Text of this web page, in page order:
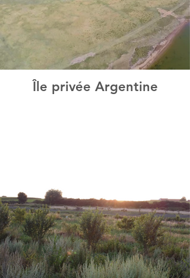
Île privée Argentine